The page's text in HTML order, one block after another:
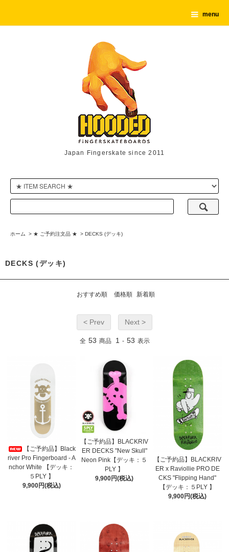
menu
Japan Fingerskate since 2011
ホーム > ★ ご予約注文品 ★ > DECKS (デッキ)
DECKS (デッキ)
おすすめ順 価格順 新着順
< Prev Next >
全 53 商品 1 - 53 表示
【ご予約品】Black
river Pro Fingerboard - A
nchor White 【デッキ：
５PLY 】
9,900円(税込)
【ご予約品】BLACKRIV
ER DECKS "New Skull"
Neon Pink【デッキ：５
PLY 】
9,900円(税込)
【ご予約品】BLACKRIV
ER x Raviollie PRO DE
CKS "Flipping Hand"
【デッキ：５PLY 】
9,900円(税込)